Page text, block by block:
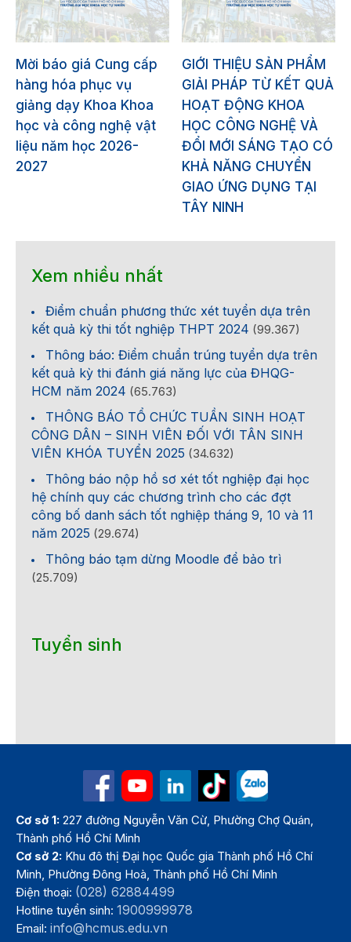
Mời báo giá Cung cấp
hàng hóa phục vụ
giảng dạy Khoa Khoa
học và công nghệ vật
liệu năm học 2026-
2027
GIỚI THIỆU SẢN PHẨM
GIẢI PHÁP TỪ KẾT QUẢ
HOẠT ĐỘNG KHOA
HỌC CÔNG NGHỆ VÀ
ĐỔI MỚI SÁNG TẠO CÓ
KHẢ NĂNG CHUYỂN
GIAO ỨNG DỤNG TẠI
TÂY NINH
Xem nhiều nhất
Điểm chuẩn phương thức xét tuyển dựa trên
kết quả kỳ thi tốt nghiệp THPT 2024 (99.367)
Thông báo: Điểm chuẩn trúng tuyển dựa trên
kết quả kỳ thi đánh giá năng lực của ĐHQG-
HCM năm 2024 (65.763)
THÔNG BÁO TỔ CHỨC TUẦN SINH HOẠT
CÔNG DÂN – SINH VIÊN ĐỐI VỚI TÂN SINH
VIÊN KHÓA TUYỂN 2025 (34.632)
Thông báo nộp hồ sơ xét tốt nghiệp đại học
hệ chính quy các chương trình cho các đợt
công bố danh sách tốt nghiệp tháng 9, 10 và 11
năm 2025 (29.674)
Thông báo tạm dừng Moodle để bảo trì
(25.709)
Tuyển sinh
Cơ sở 1: 227 đường Nguyễn Văn Cừ, Phường Chợ Quán,
Thành phố Hồ Chí Minh
Cơ sở 2: Khu đô thị Đại học Quốc gia Thành phố Hồ Chí
Minh, Phường Đông Hoà, Thành phố Hồ Chí Minh
Điện thoại: (028) 62884499
Hotline tuyển sinh:1900999978
Email:info@hcmus.edu.vn